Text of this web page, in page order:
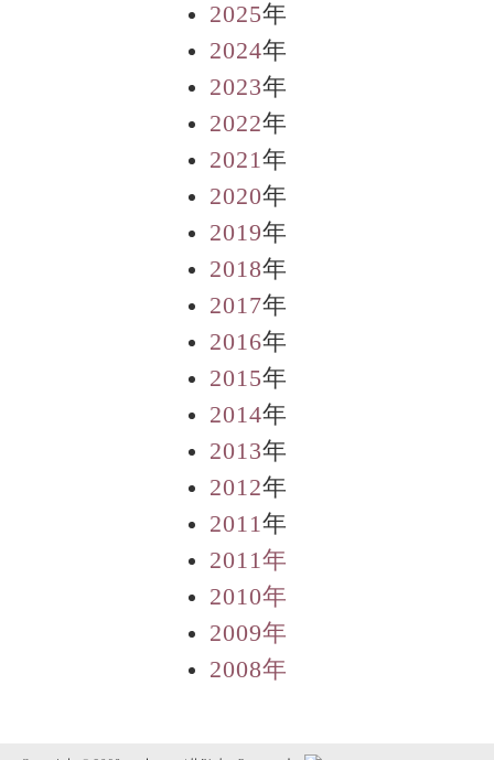
2025年
2024年
2023年
2022年
2021年
2020年
2019年
2018年
2017年
2016年
2015年
2014年
2013年
2012年
2011年
2011年
2010年
2009年
2008年